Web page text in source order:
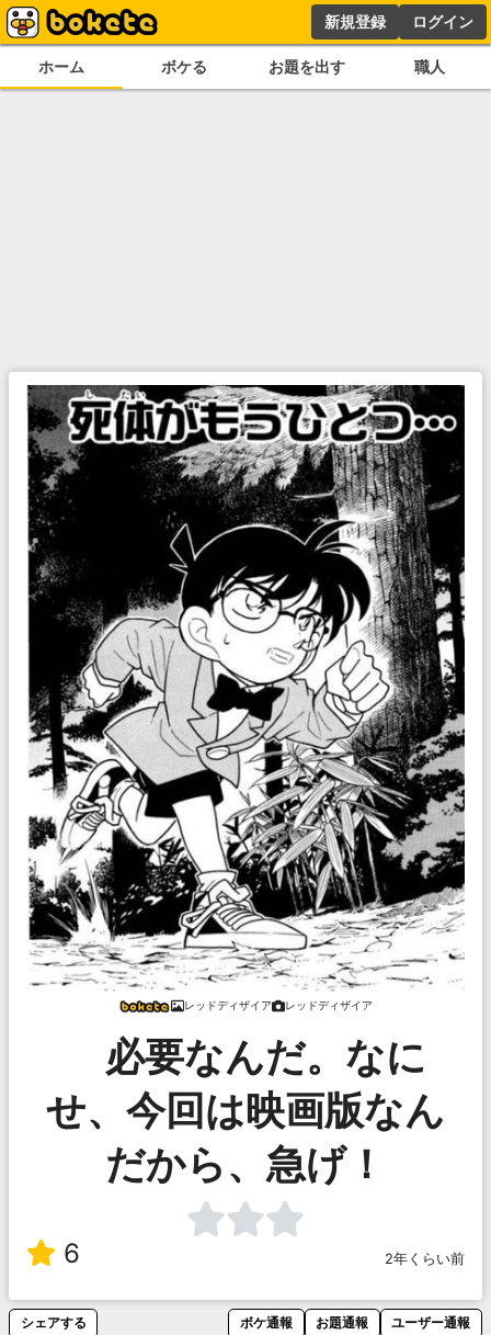
新規登録 ログイン
ホーム ボケる お題を出す 職人
レッドディザイア レッドディザイア
必要なんだ。なに
せ、今回は映画版なん
だから、急げ！
6 2年くらい前
シェアする ボケ通報 お題通報 ユーザー通報